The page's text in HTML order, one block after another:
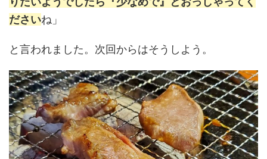
ださいね」
と言われました。次回からはそうしよう。